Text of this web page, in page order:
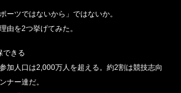
ーツではないから」ではないか。
由を2つ挙げてみた。
できる
加人口は2,000万人を超える。約2割は競技志向
ナー達だ。